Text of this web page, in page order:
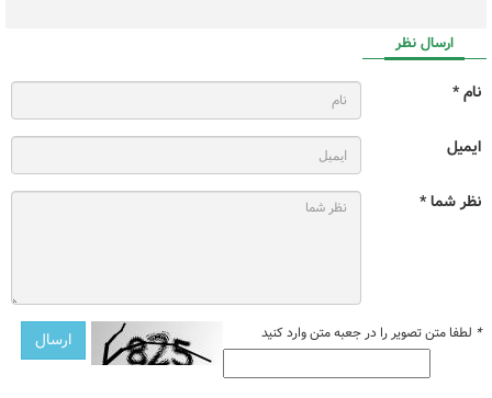
ارسال نظر
نام *
ایمیل
نظر شما *
* لطفا متن تصویر را در جعبه متن وارد کنید